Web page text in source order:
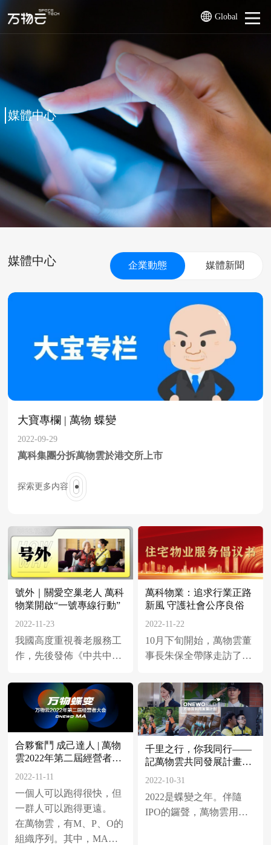
Global
媒體中心
媒體中心 企業動態 媒體新聞
大寶專欄 | 萬物 蝶變
2022-09-29
萬科集團分拆萬物雲於港交所上市
探索更多内容
號外｜關愛空巢老人 萬科
物業開啟“一號專線行動”
2022-11-23
我國高度重視養老服務工
作，先後發佈《中共中央
齡工作的意見》、《國家
積極應對人口老齡化中長
期規劃》等政策，旨在健
全和完善多層次養老保障
體系，構建老年友好型社
會。政策落地中，企業成
為助老行動中的重要一
環，作為積極踐行企業社
會責任的萬科物業，也在
積極行動中。
萬科物業：追求行業正路
新風 守護社會公序良俗
2022-11-22
10月下旬開始，萬物雲董
事長朱保全帶隊走訪了四
象、社區增值服務、酬金
制、公共資源收益、毛利
率等一系列行業話題展開
了深入交流與探討。
合夥奮鬥 成己達人 | 萬物
雲2022年第二屆經營者大
2022-11-11
一個人可以跑得很快，但
一群人可以跑得更遠。
在萬物雲，有M、P、O的
組織序列。其中，MA是
千里之行，你我同行——
記萬物雲共同發展計畫一
2022-10-31
2022是蝶變之年。伴隨
IPO的鑼聲，萬物雲用一